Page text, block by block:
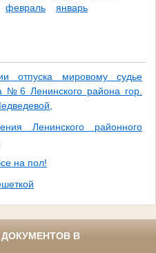
февраль
январь
отпуска мировому судье
№6 Ленинского района гор.
Ленинского районного
на пол!
В